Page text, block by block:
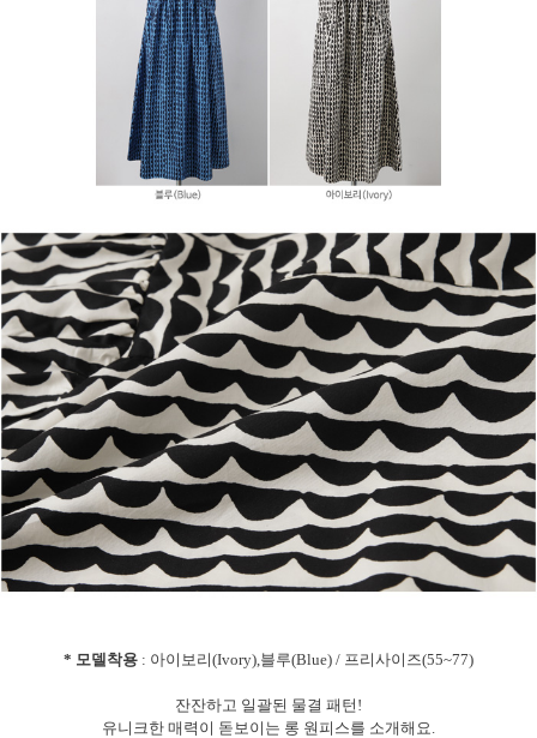
* 모델착용 : 아이보리(Ivory),블루(Blue) / 프리사이즈(55~77)
잔잔하고 일괄된 물결 패턴!
유니크한 매력이 돋보이는 롱 원피스를 소개해요.